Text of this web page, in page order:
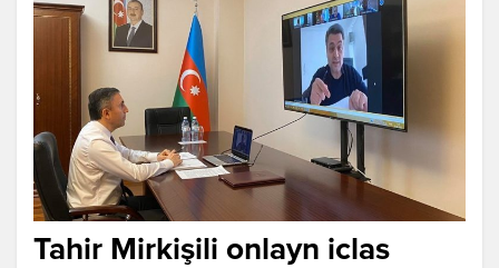
Tahir Mirkişili onlayn iclas